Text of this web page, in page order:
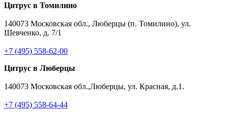
Цитрус в Томилино
140073 Московская обл., Люберцы (п. Томилино), ул.
Шевченко, д. 7/1
+7 (495) 558-62-00
Цитрус в Люберцы
140073 Московская обл.,Люберцы, ул. Красная, д.1.
+7 (495) 558-64-44